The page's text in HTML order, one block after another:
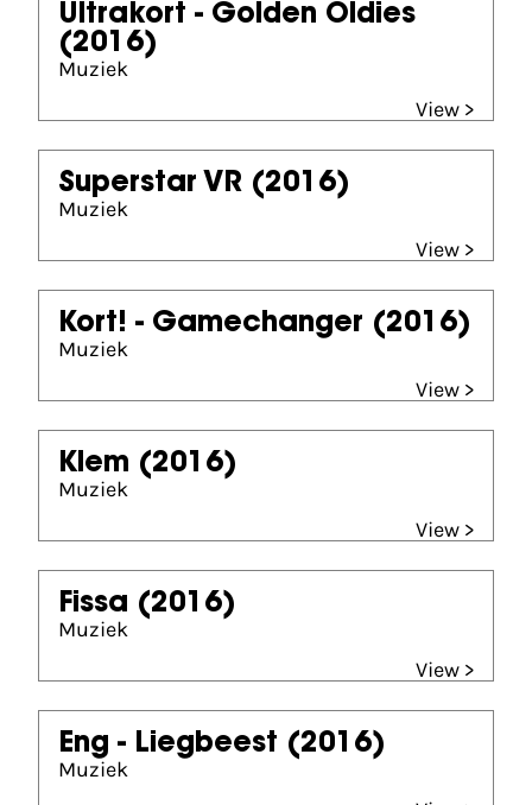
Ultrakort - Golden Oldies
(2016)
Muziek
View >
Superstar VR (2016)
Muziek
View >
Kort! - Gamechanger (2016)
Muziek
View >
Klem (2016)
Muziek
View >
Fissa (2016)
Muziek
View >
Eng - Liegbeest (2016)
Muziek